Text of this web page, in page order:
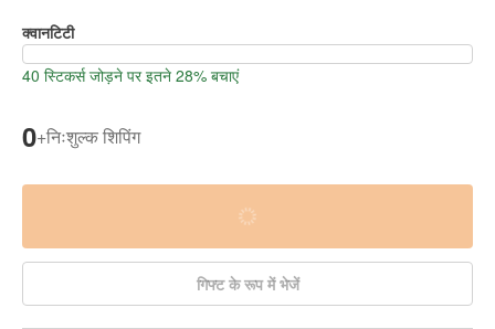
क्वानटिटी
40 स्टिकर्स जोड़ने पर इतने 28% बचाएं
0+निःशुल्क शिपिंग
गिफ्ट के रूप में भेजें